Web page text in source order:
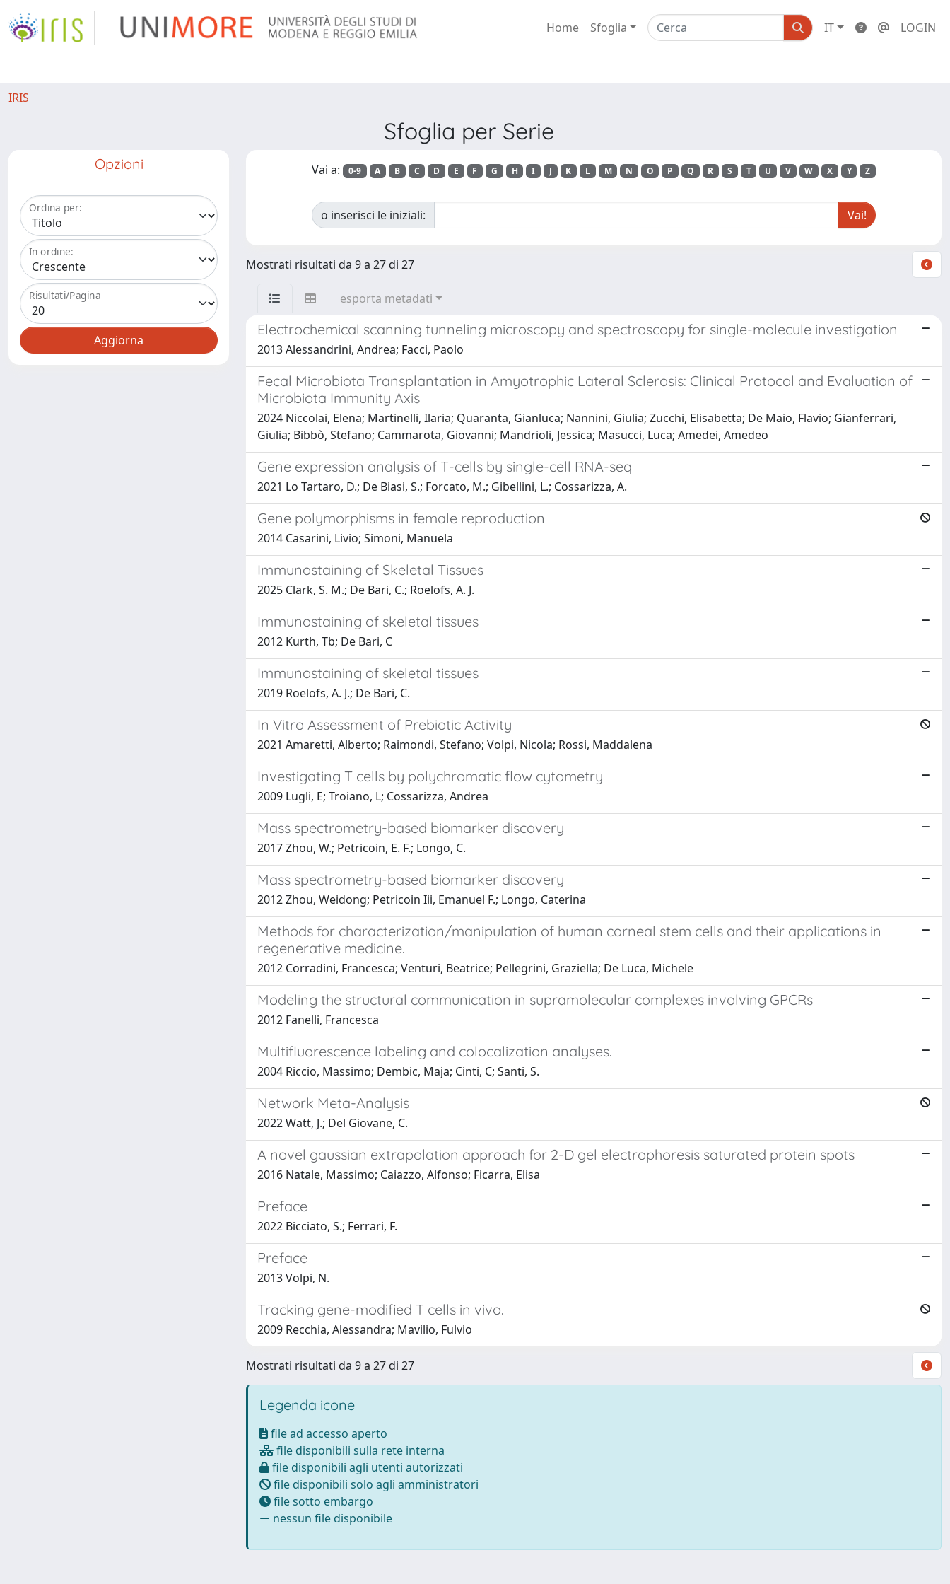
Home Sfoglia IT LOGIN
IRIS
Sfoglia per Serie
Opzioni
Ordina per:
In ordine:
Risultati/Pagina
Vai a: 0-9 A B C D E F G H I J K L M N O P Q R S T U V W X Y Z
o inserisci le iniziali:
Mostrati risultati da 9 a 27 di 27
esporta metadati
Electrochemical scanning tunneling microscopy and spectroscopy for single-molecule investigation
2013 Alessandrini, Andrea; Facci, Paolo
Fecal Microbiota Transplantation in Amyotrophic Lateral Sclerosis: Clinical Protocol and Evaluation of
Microbiota Immunity Axis
2024 Niccolai, Elena; Martinelli, Ilaria; Quaranta, Gianluca; Nannini, Giulia; Zucchi, Elisabetta; De Maio, Flavio; Gianferrari,
Giulia; Bibbò, Stefano; Cammarota, Giovanni; Mandrioli, Jessica; Masucci, Luca; Amedei, Amedeo
Gene expression analysis of T-cells by single-cell RNA-seq
2021 Lo Tartaro, D.; De Biasi, S.; Forcato, M.; Gibellini, L.; Cossarizza, A.
Gene polymorphisms in female reproduction
2014 Casarini, Livio; Simoni, Manuela
Immunostaining of Skeletal Tissues
2025 Clark, S. M.; De Bari, C.; Roelofs, A. J.
Immunostaining of skeletal tissues
2012 Kurth, Tb; De Bari, C
Immunostaining of skeletal tissues
2019 Roelofs, A. J.; De Bari, C.
In Vitro Assessment of Prebiotic Activity
2021 Amaretti, Alberto; Raimondi, Stefano; Volpi, Nicola; Rossi, Maddalena
Investigating T cells by polychromatic flow cytometry
2009 Lugli, E; Troiano, L; Cossarizza, Andrea
Mass spectrometry-based biomarker discovery
2017 Zhou, W.; Petricoin, E. F.; Longo, C.
Mass spectrometry-based biomarker discovery
2012 Zhou, Weidong; Petricoin Iii, Emanuel F.; Longo, Caterina
Methods for characterization/manipulation of human corneal stem cells and their applications in
regenerative medicine.
2012 Corradini, Francesca; Venturi, Beatrice; Pellegrini, Graziella; De Luca, Michele
Modeling the structural communication in supramolecular complexes involving GPCRs
2012 Fanelli, Francesca
Multifluorescence labeling and colocalization analyses.
2004 Riccio, Massimo; Dembic, Maja; Cinti, C; Santi, S.
Network Meta-Analysis
2022 Watt, J.; Del Giovane, C.
A novel gaussian extrapolation approach for 2-D gel electrophoresis saturated protein spots
2016 Natale, Massimo; Caiazzo, Alfonso; Ficarra, Elisa
Preface
2022 Bicciato, S.; Ferrari, F.
Preface
2013 Volpi, N.
Tracking gene-modified T cells in vivo.
2009 Recchia, Alessandra; Mavilio, Fulvio
Mostrati risultati da 9 a 27 di 27
Legenda icone
file ad accesso aperto
file disponibili sulla rete interna
file disponibili agli utenti autorizzati
file disponibili solo agli amministratori
file sotto embargo
nessun file disponibile